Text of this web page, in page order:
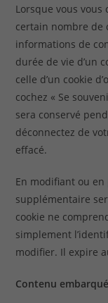
Lorsque vous
certain nombre de
informations de
durée de vie d’un
celle d’un cookie
cochez « Se
sera conservé
déconnectez de
effacé.
En modifiant ou
supplémentaire
cookie ne
simplement
modifier. Il expire
Contenu